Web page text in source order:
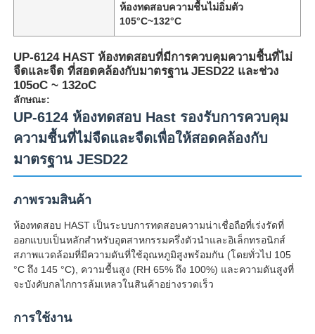
บ้าน
ผลิตภัณฑ์
เกี่ยวกับเรา
ห้องทดสอบความชื้นไม่อิ่มตัว
105°C~132°C
UP-6124 HAST ห้องทดสอบที่มีการควบคุมความชื้นที่ไม่
จืดและจืด ที่สอดคล้องกับมาตรฐาน JESD22 และช่วง
105oC ~ 132oC
ลักษณะ:
UP-6124 ห้องทดสอบ Hast รองรับการควบคุม
ความชื้นที่ไม่จืดและจืดเพื่อให้สอดคล้องกับ
มาตรฐาน JESD22
ภาพรวมสินค้า
ห้องทดสอบ HAST เป็นระบบการทดสอบความน่าเชื่อถือที่เร่งรัดที่
ออกแบบเป็นหลักสําหรับอุตสาหกรรมครึ่งตัวนําและอิเล็กทรอนิกส์
สภาพแวดล้อมที่มีความดันที่ใช้อุณหภูมิสูงพร้อมกัน (โดยทั่วไป 105
°C ถึง 145 °C), ความชื้นสูง (RH 65% ถึง 100%) และความดันสูงที่
จะบังคับกลไกการล้มเหลวในสินค้าอย่างรวดเร็ว
การใช้งาน